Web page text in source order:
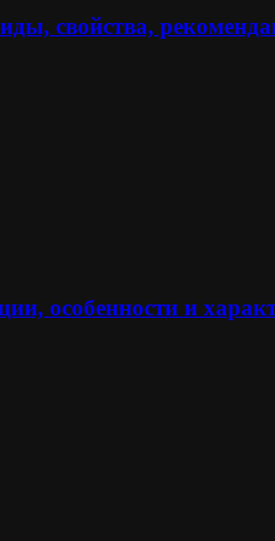
свойства,
особенности и